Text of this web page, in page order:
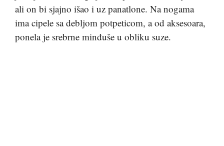
ali on bi sjajno išao i uz panatlone. Na nogama
ima cipele sa debljom potpeticom, a od aksesoara,
ponela je srebrne minđuše u obliku suze.